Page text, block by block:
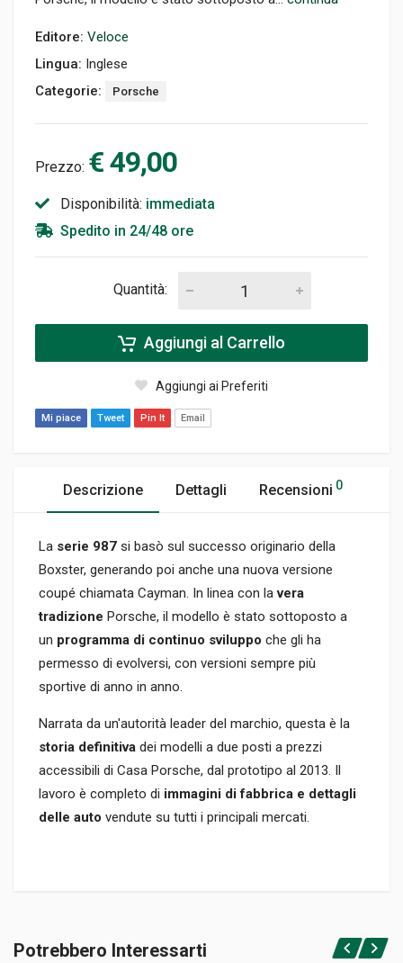
Editore: Veloce
Lingua: Inglese
Categorie:
Porsche
Prezzo: € 49,00
Disponibilità: immediata
Spedito in 24/48 ore
Quantità:
Aggiungi al Carrello
Aggiungi ai Preferiti
Mi piace Tweet Pin It Email
Descrizione Dettagli Recensioni 0
La serie 987 si basò sul successo originario della
Boxster, generando poi anche una nuova versione
coupé chiamata Cayman. In linea con lavera
tradizione Porsche, il modello è stato sottoposto a
un programma di continuo sviluppo che gli ha
permesso di evolversi, con versioni sempre più
sportive di anno in anno.
Narrata da un'autorità leader del marchio, questa è la
storia definitiva dei modelli a due posti a prezzi
accessibili di Casa Porsche, dal prototipo al 2013. Il
lavoro è completo di immagini di fabbrica e dettagli
delle auto vendute su tutti i principali mercati.
Rilegato
Accedi o registrati
Potrebbero Interessarti